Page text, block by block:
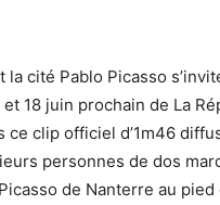
cité Pablo Picasso
18 juin prochain de La
ce clip officiel d’1m46
personnes de dos
de Nanterre au